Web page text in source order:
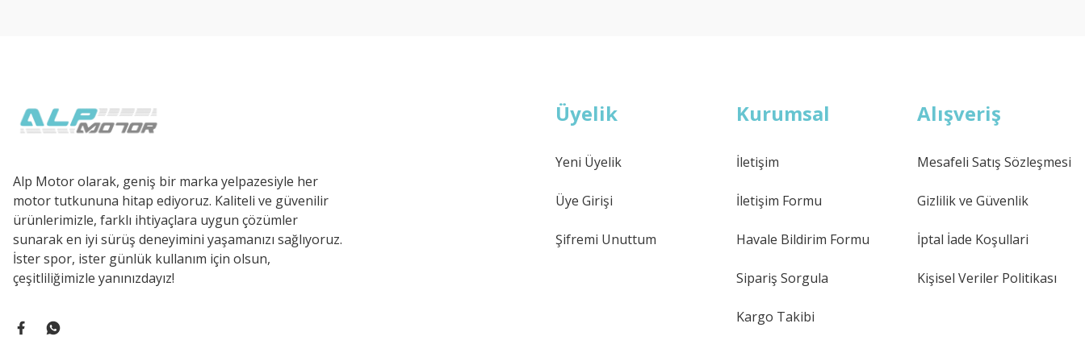
Alp Motor olarak, geniş bir marka yelpazesiyle her
motor tutkununa hitap ediyoruz. Kaliteli ve güvenilir
ürünlerimizle, farklı ihtiyaçlara uygun çözümler
sunarak en iyi sürüş deneyimini yaşamanızı sağlıyoruz.
İster spor, ister günlük kullanım için olsun,
çeşitliliğimizle yanınızdayız!
Üyelik
Yeni Üyelik
Üye Girişi
Şifremi Unuttum
Kurumsal
İletişim
İletişim Formu
Havale Bildirim Formu
Sipariş Sorgula
Kargo Takibi
Alışveriş
Mesafeli Satış Sözleşmesi
Gizlilik ve Güvenlik
İptal İade Koşullari
Kişisel Veriler Politikası